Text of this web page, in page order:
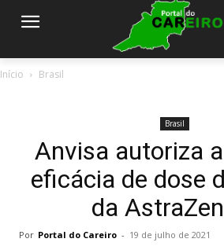
Início Brasil
Brasil
Anvisa autoriza
eficácia de dose
da
Por Portal do Careiro - 19 de julho de 2021